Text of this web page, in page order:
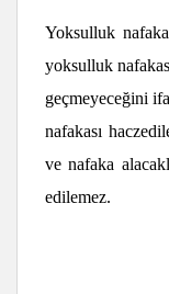
Yoksulluk
yoksulluk
geçmeyeceğini
nafakası
ve nafaka
edilemez.